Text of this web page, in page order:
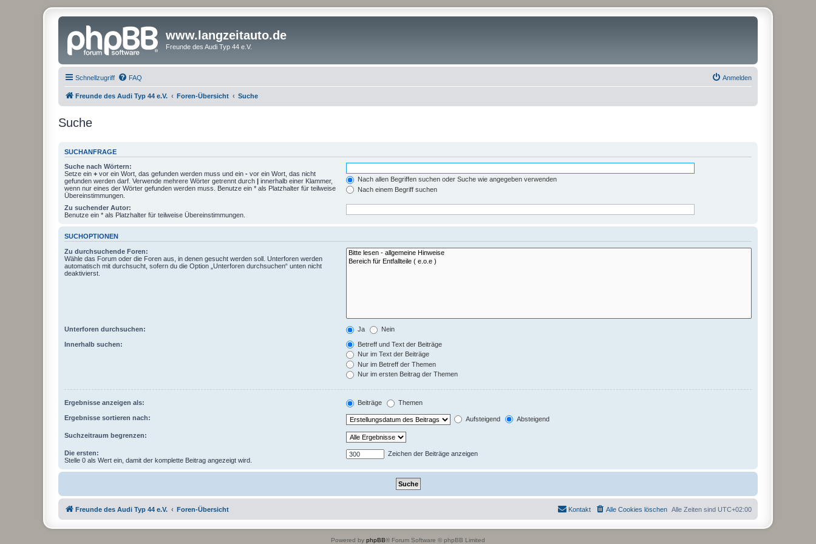
www.langzeitauto.de
Freunde des Audi Typ 44 e.V.
Schnellzugriff FAQ Anmelden
Freunde des Audi Typ 44 e.V. Foren-Übersicht Suche
Suche
SUCHANFRAGE
Suche nach Wörtern:
Setze ein + vor ein Wort, das gefunden werden muss und ein - vor ein Wort, das nicht
gefunden werden darf. Verwende mehrere Wörter getrennt durch | innerhalb einer Klammer,
wenn nur eines der Wörter gefunden werden muss. Benutze ein * als Platzhalter für teilweise
Übereinstimmungen.
Nach allen Begriffen suchen oder Suche wie angegeben verwenden
Nach einem Begriff suchen
Zu suchender Autor:
Benutze ein * als Platzhalter für teilweise Übereinstimmungen.
SUCHOPTIONEN
Zu durchsuchende Foren:
Wähle das Forum oder die Foren aus, in denen gesucht werden soll. Unterforen werden
automatisch mit durchsucht, sofern du die Option „Unterforen durchsuchen“ unten nicht
deaktivierst.
Unterforen durchsuchen: Ja Nein
Innerhalb suchen:
Betreff und Text der Beiträge
Nur im Text der Beiträge
Nur im Betreff der Themen
Nur im ersten Beitrag der Themen
Ergebnisse anzeigen als: Beiträge Themen
Ergebnisse sortieren nach: Aufsteigend Absteigend
Suchzeitraum begrenzen:
Die ersten:
Stelle 0 als Wert ein, damit der komplette Beitrag angezeigt wird.
Zeichen der Beiträge anzeigen
Freunde des Audi Typ 44 e.V. Foren-Übersicht Alle Zeiten sind UTC+02:00
Alle Cookies löschen
Kontakt
Powered by phpBB® Forum Software © phpBB Limited